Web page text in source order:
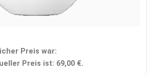
Preis war:
Preis ist: 69,00 €.